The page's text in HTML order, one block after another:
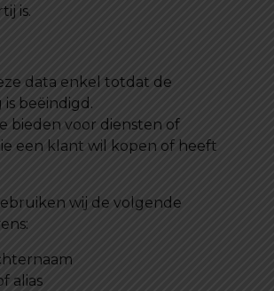
is.
data enkel totdat de
beëindigd.
bieden voor diensten of
een klant wil kopen of heeft
wij de volgende
alias